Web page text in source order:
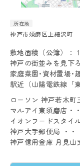
所在地
神戸市須磨区上細沢町
敷地面積（公簿）：
神戸の街並みを見下
家庭菜園･資材置場･
駅近（山陽電鉄線「
ローソン 神戸若木
マルアイ東須磨店・
イオンフードスタイ
神戸大手郵便局 ・・
神戸信用金庫 月見山